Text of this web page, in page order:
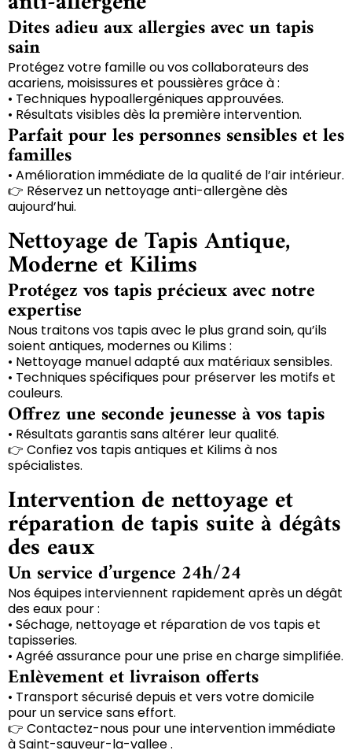
Dites adieu aux allergies avec un tapis
sain
Protégez votre famille ou vos collaborateurs des
acariens, moisissures et poussières grâce à :
• Techniques hypoallergéniques approuvées.
• Résultats visibles dès la première intervention.
Parfait pour les personnes sensibles et les
familles
• Amélioration immédiate de la qualité de l’air intérieur.
👉 Réservez un nettoyage anti-allergène dès
aujourd’hui.
Nettoyage de Tapis Antique,
Moderne et Kilims
Protégez vos tapis précieux avec notre
expertise
Nous traitons vos tapis avec le plus grand soin, qu’ils
soient antiques, modernes ou Kilims :
• Nettoyage manuel adapté aux matériaux sensibles.
• Techniques spécifiques pour préserver les motifs et
couleurs.
Offrez une seconde jeunesse à vos tapis
• Résultats garantis sans altérer leur qualité.
👉 Confiez vos tapis antiques et Kilims à nos
spécialistes.
Intervention de nettoyage et
réparation de tapis suite à dégâts
des eaux
Un service d’urgence 24h/24
Nos équipes interviennent rapidement après un dégât
des eaux pour :
• Séchage, nettoyage et réparation de vos tapis et
tapisseries.
• Agréé assurance pour une prise en charge simplifiée.
Enlèvement et livraison offerts
• Transport sécurisé depuis et vers votre domicile
pour un service sans effort.
👉 Contactez-nous pour une intervention immédiate
à Saint-sauveur-la-vallee .